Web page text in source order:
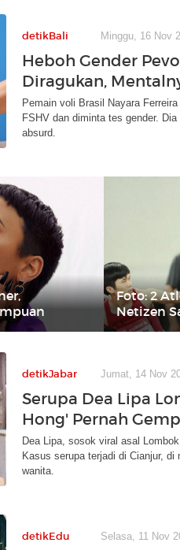
detikBali Minggu, 16 Nov
Heboh Gender
Diragukan,
Pemain voli Brasil Nayara
FSHV dan diminta tes gender.
absurd.
Foto: 2
Netizen
detikJabar Jumat, 14 Nov
Serupa Dea Lipa
Hong' Pernah
Dea Lipa, sosok viral asal
Kasus serupa terjadi di Cianjur,
wanita.
detikEdu Selasa, 11 Nov